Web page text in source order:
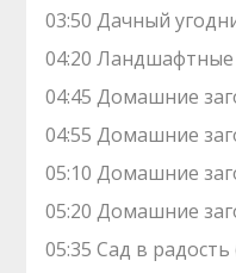
03:50 Дачный
04:20 Ландшафтные
04:45 Домашние
04:55 Домашние
05:10 Домашние
05:20 Домашние
05:35 Сад в радость